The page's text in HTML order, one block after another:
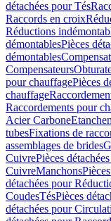
détachées pour Tés
Raccords en croix
Réductions
démontablesPièces
démontables
Compensateurs
pour chauffagePièces
chauffage
Raccordements pour
Acier Carbone
tubesFixations de
assemblages de brides
CuivrePièces
CuivreManchons
détachées pour
CoudesTésPièces
détachées pour